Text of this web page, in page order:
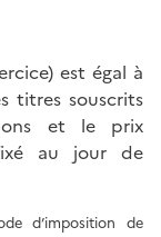
est égal à
titres souscrits
et le prix
au jour de
d’imposition de